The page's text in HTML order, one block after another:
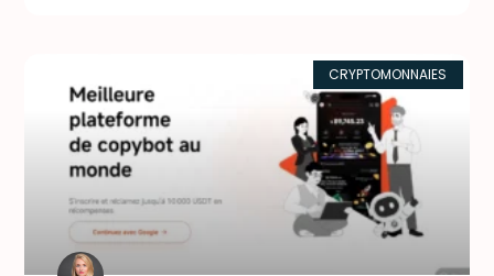
CRYPTOMONNAIES